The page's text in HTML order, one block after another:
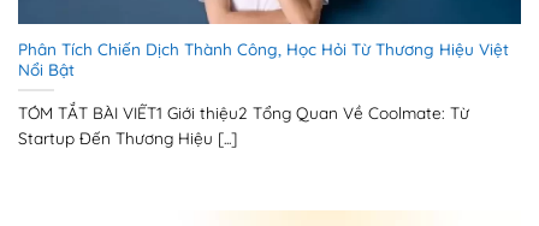
Phân Tích Chiến Dịch Thành Công, Học Hỏi Từ Thương Hiệu Việt
Nổi Bật
TÓM TẮT BÀI VIẾT1 Giới thiệu2 Tổng Quan Về Coolmate: Từ
Startup Đến Thương Hiệu [...]